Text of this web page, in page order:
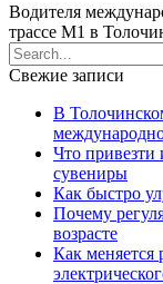
Водителя
трассе М1 в
Свежие записи
В
Что привезти
сувениры
Как быстро
Почему
возрасте
Как меняется